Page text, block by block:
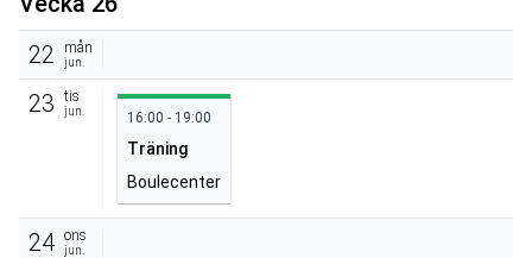
22
mån
jun.
23 tis
jun. 16:00 - 19:00
Träning
Boulecenter
24 ons
jun.